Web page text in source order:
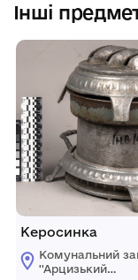
Інші
Керосинка
Комунальний
''Арцизький